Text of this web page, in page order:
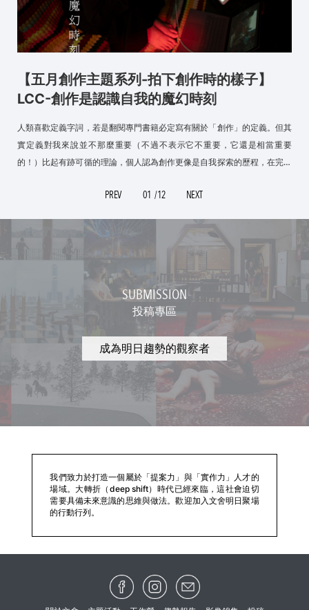
【五月創作主題系列-拍下創作時的樣子】
LCC-創作是認識自我的魔幻時刻
人類喜歡定義字詞，若是翻閱專門書籍必定寫有關於「創作」的定義。但其
實定義對我來說並不那麼重要（不過不表示它不重要，它還是相當重要
的！）比起有跡可循的理論，個人認為創作更像是自我探索的歷程，在完美
PREV 01 /12 NEXT
SUBMISSION
投稿專區
成為明日趨勢的觀察者
我們致力於打造一個屬於「提案力」與「實作力」人才的
場域。大轉折（deep shift）時代已經來臨，這社會迫切
需要具備未來意識的思維與做法。歡迎加入文舍明日聚場
的行動行列。